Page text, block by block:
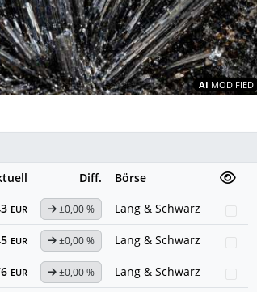
AI MODIFIED
Diff.
Börse
EUR ±0,00 % Lang & Schwarz
EUR ±0,00 % Lang & Schwarz
EUR ±0,00 % Lang & Schwarz